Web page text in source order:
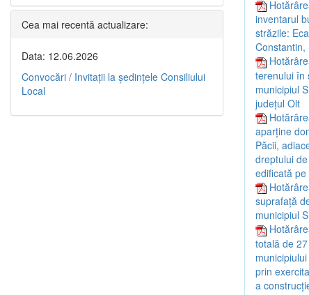
inventarul
străzile:
Constantin,
terenului în
municipiul
județul Olt
aparține
Păcii,
dreptului
edificată
suprafață
municipiul
totală de
prin
a
Cea mai recentă actualizare:
Data: 12.06.2026
Convocări / Invitaţii la şedinţele Consiliului
Local